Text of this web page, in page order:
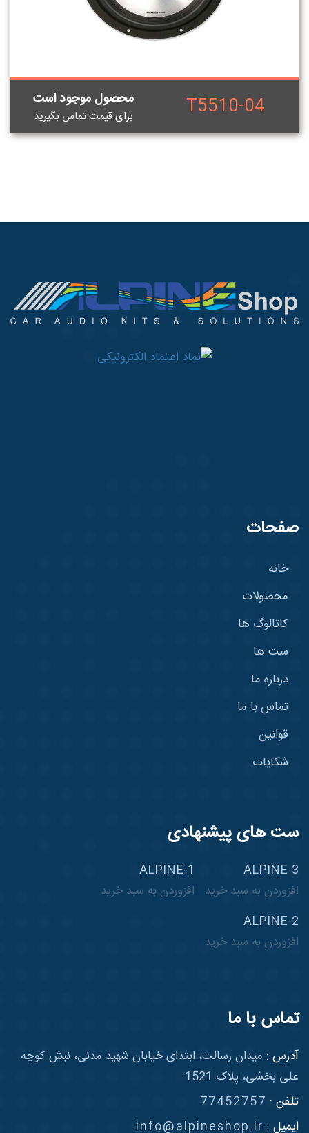
T5510-04 محصول موجود است
برای قيمت تماس بگيريد
صفحات
خانه
محصولات
کاتالوگ ها
ست ها
درباره ما
تماس با ما
قوانین
شکایات
ست های پیشنهادی
ALPINE-3
افزوردن به سبد خرید
ALPINE-1
افزوردن به سبد خرید
ALPINE-2
افزوردن به سبد خرید
تماس با ما
آدرس : میدان رسالت، ابتدای خیابان شهید مدنی، نبش کوچه
علی بخشی، پلاک 1521
تلفن : 77452757
ایمیل : info@alpineshop.ir